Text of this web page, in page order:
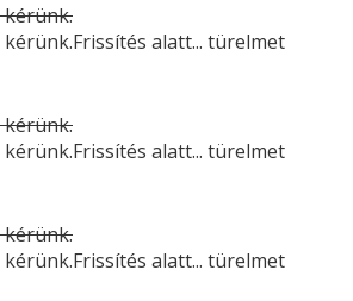
kérünk.
alatt... türelmet
kérünk.
alatt... türelmet
kérünk.
alatt... türelmet